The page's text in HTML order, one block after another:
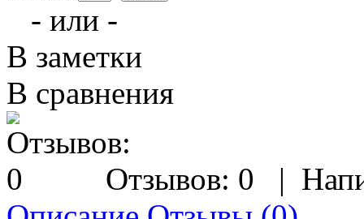
- или -
В заметки
В сравнения
Отзывов: 0 |